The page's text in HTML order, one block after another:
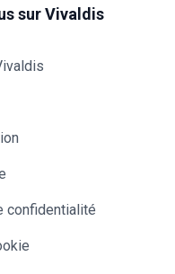
sur Vivaldis
confidentialité